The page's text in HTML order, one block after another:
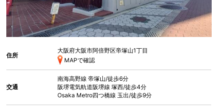
住所
大阪府大阪市阿倍野区帝塚山1丁目
MAPで確認
交通
南海高野線帝塚山/徒歩6分
阪堺電気軌道阪堺線塚西/徒歩4分
Osaka Metro四つ橋線 玉出/徒歩9分